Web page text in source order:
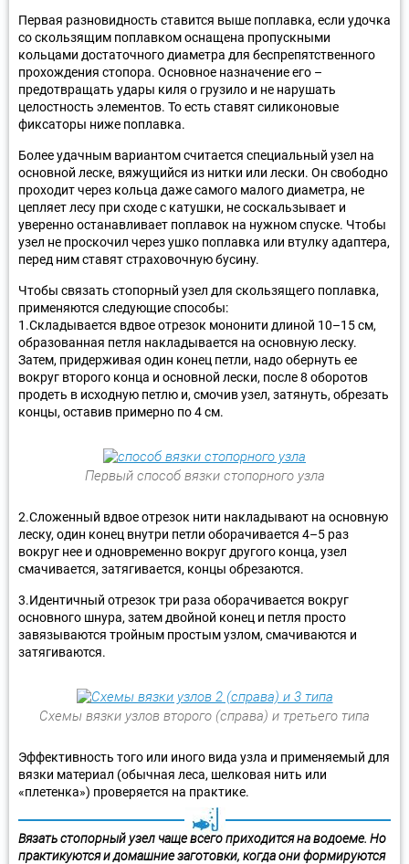
Первая разновидность ставится выше поплавка, если удочка
со скользящим поплавком оснащена пропускными
кольцами достаточного диаметра для беспрепятственного
прохождения стопора. Основное назначение его –
предотвращать удары киля о грузило и не нарушать
целостность элементов. То есть ставят силиконовые
фиксаторы ниже поплавка.
Более удачным вариантом считается специальный узел на
основной леске, вяжущийся из нитки или лески. Он свободно
проходит через кольца даже самого малого диаметра, не
цепляет лесу при сходе с катушки, не соскальзывает и
уверенно останавливает поплавок на нужном спуске. Чтобы
узел не проскочил через ушко поплавка или втулку адаптера,
перед ним ставят страховочную бусину.
Чтобы связать стопорный узел для скользящего поплавка,
применяются следующие способы:
1.Складывается вдвое отрезок мононити длиной 10–15 см,
образованная петля накладывается на основную леску.
Затем, придерживая один конец петли, надо обернуть ее
вокруг второго конца и основной лески, после 8 оборотов
продеть в исходную петлю и, смочив узел, затянуть, обрезать
концы, оставив примерно по 4 см.
Первый способ вязки стопорного узла
2.Сложенный вдвое отрезок нити накладывают на основную
леску, один конец внутри петли оборачивается 4–5 раз
вокруг нее и одновременно вокруг другого конца, узел
смачивается, затягивается, концы обрезаются.
3.Идентичный отрезок три раза оборачивается вокруг
основного шнура, затем двойной конец и петля просто
завязываются тройным простым узлом, смачиваются и
затягиваются.
Схемы вязки узлов второго (справа) и третьего типа
Эффективность того или иного вида узла и применяемый для
вязки материал (обычная леса, шелковая нить или
«плетенка») проверяется на практике.
Вязать стопорный узел чаще всего приходится на водоеме. Но
практикуются и домашние заготовки, когда они формируются